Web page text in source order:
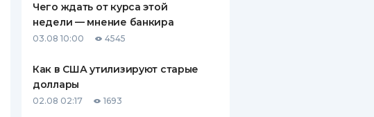
Чего ждать от курса этой
недели — мнение банкира
03.08 10:00 4545
Как в США утилизируют старые
доллары
02.08 02:17 1693